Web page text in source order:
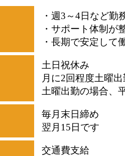
・週3～4日など勤
・サポート体制が
・長期で安定して
土日祝休み
月に2回程度土曜出
土曜出勤の場合、
毎月末日締め
翌月15日です
交通費支給